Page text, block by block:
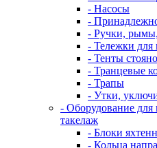
- Насосы
-
- Ручки,
- Тележки для
- Тенты
- Транцевые
- Трапы
- Утки,
- Оборудование для
такелаж
- Блоки
- Кольца